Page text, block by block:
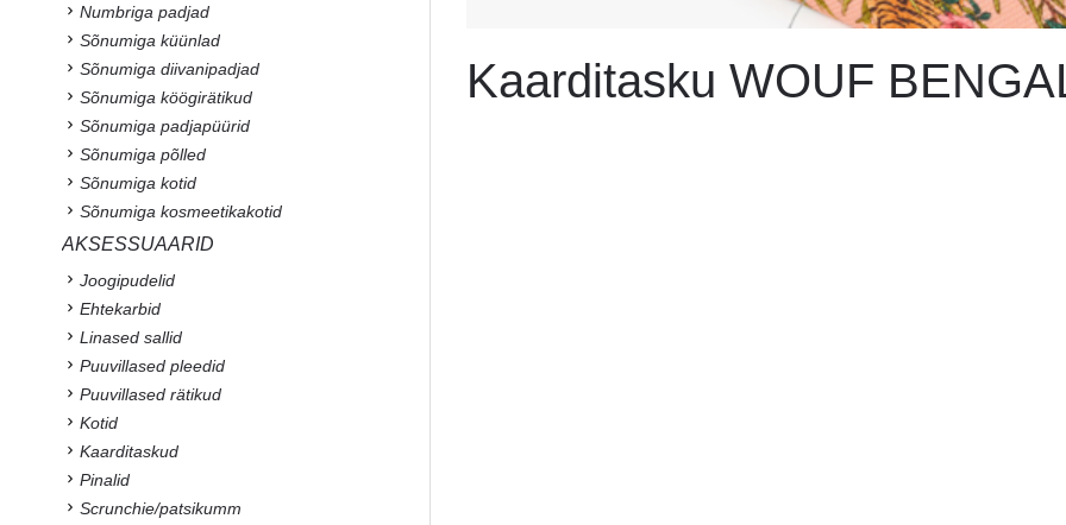
Kaarditasku WOUF
Numbriga padjad
Sõnumiga küünlad
Sõnumiga diivanipadjad
Sõnumiga köögirätikud
Sõnumiga padjapüürid
Sõnumiga põlled
Sõnumiga kotid
Sõnumiga kosmeetikakotid
AKSESSUAARID
Joogipudelid
Ehtekarbid
Linased sallid
Puuvillased pleedid
Puuvillased rätikud
Kotid
Kaarditaskud
Pinalid
Scrunchie/patsikumm